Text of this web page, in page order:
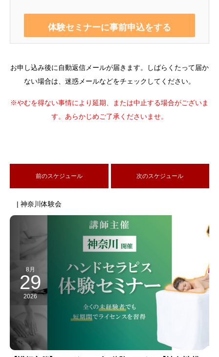
お申し込み後に自動返信メールが届きます。しばらくたって届か
ない場合は、迷惑メールなどをチェックしてください。
※やむを得ない事情により延期、または中止する場合がございま
す。あらかじめご了承くださいませ。
前のスケジュール 次のスケジュール
| 神奈川体験会
8月
29
2026